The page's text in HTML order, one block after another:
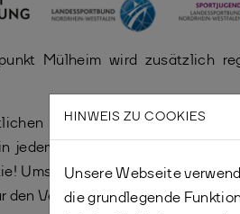
Mülheim wird zusätzlich
Fördergelder sind an
jedem Jahr aufwendig
Umso wichtiger ist es also,
den Verband zu gewinnen!
HINWEIS ZU COOKIES
Unsere Webseite
die grundlegende